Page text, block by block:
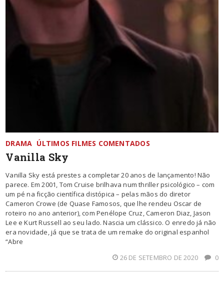
DRAMA ÚLTIMOS FILMES COMENTADOS
Vanilla Sky
Vanilla Sky está prestes a completar 20 anos de lançamento! Não
parece. Em 2001, Tom Cruise brilhava num thriller psicológico – com
um pé na ficção científica distópica – pelas mãos do diretor
Cameron Crowe (de Quase Famosos, que lhe rendeu Oscar de
roteiro no ano anterior), com Penélope Cruz, Cameron Diaz, Jason
Lee e Kurt Russell ao seu lado. Nascia um clássico. O enredo já não
era novidade, já que se trata de um remake do original espanhol
“Abre
26 DE SETEMBRO DE 2020
0